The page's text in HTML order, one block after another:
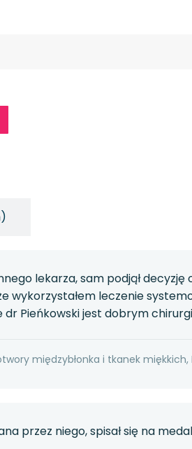
lekarza, sam podjął
wykorzystałem leczenie
dr Pieńkowski jest dobrym
międzybłonka i tkanek
przez niego, spisał się na